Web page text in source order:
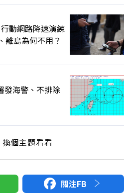
動網路降速演練
離島為何不用？
發海警、不排除
換個主題看看
關注FB